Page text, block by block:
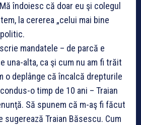
îndoiesc că doar eu şi colegul
la cererea „celui mai bine
mandatele – de parcă e
una-alta, ca şi cum nu am fi trăit
o deplânge că încalcă drepturile
o timp de 10 ani – Traian
Să spunem că m-aş fi făcut
sugerează Traian Băsescu. Cum